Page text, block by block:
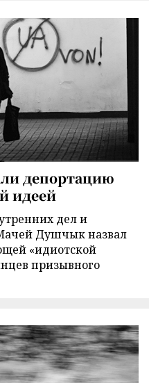
депортацию
идеей
дел и
Душчык назвал
«идиотской
призывного